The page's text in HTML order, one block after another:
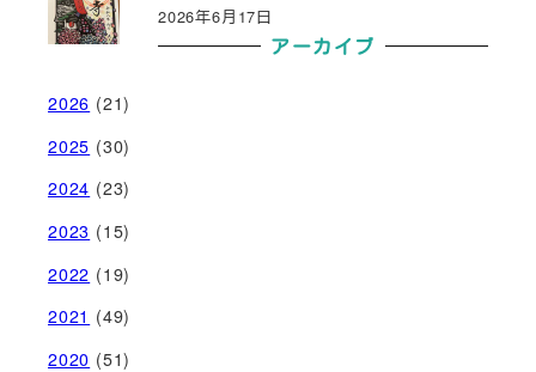
2026年6月17日
アーカイブ
2026 (21)
2025 (30)
2024 (23)
2023 (15)
2022 (19)
2021 (49)
2020 (51)